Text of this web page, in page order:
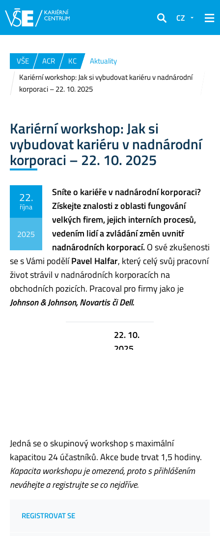
Hledat
CZ
VŠE ACR KC
Aktuality
Kariérní workshop: Jak si vybudovat kariéru v nadnárodní
korporaci – 22. 10. 2025
Kariérní workshop: Jak si
vybudovat kariéru v nadnárodní
korporaci – 22. 10. 2025
22.
října
2025
Sníte o kariéře v nadnárodní korporaci?
Získejte znalosti z oblasti fungování
velkých firem, jejich interních procesů,
vedením lidí a zvládání změn uvnitř
nadnárodních korporací.O své zkušenosti
se s Vámi podělíPavel Halfar, který celý svůj pracovní
život strávil v nadnárodních korporacích na
obchodních pozicích. Pracoval pro firmy jako je
Johnson & Johnson, Novartis či Dell.
22. 10.
2025,
Jedná se o skupinový workshop s maximální
kapacitou 24 účastníků. Akce bude trvat 1,5 hodiny.
Kapacita workshopu je omezená, proto s přihlášením
neváhejte a registrujte se co nejdříve.
REGISTROVAT SE